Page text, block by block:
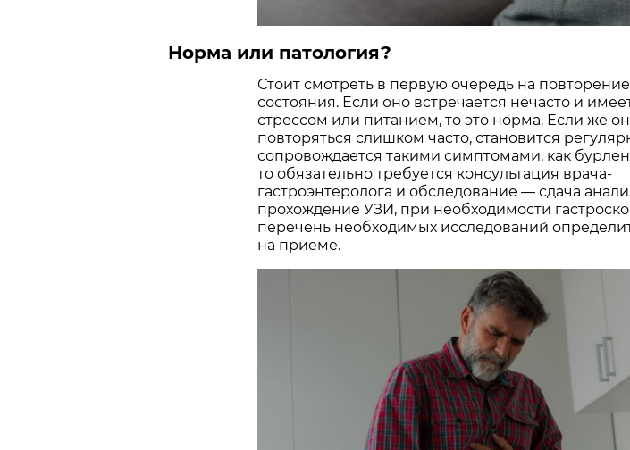
Норма или патология?
Стоит смотреть в первую очередь на повторение
состояния. Если оно встречается нечасто и
стрессом или питанием, то это норма. Если же
повторяться слишком часто, становится
сопровождается такими симптомами, как
то обязательно требуется консультация врача-
гастроэнтеролога и обследование — сдача
прохождение УЗИ, при необходимости
перечень необходимых исследований
на приеме.